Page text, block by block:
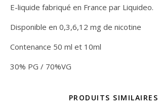
E-liquide fabriqué en France par Liquideo.
Disponible en 0,3,6,12 mg de nicotine
Contenance 50 ml et 10ml
30% PG / 70%VG
PRODUITS SIMILAIRES